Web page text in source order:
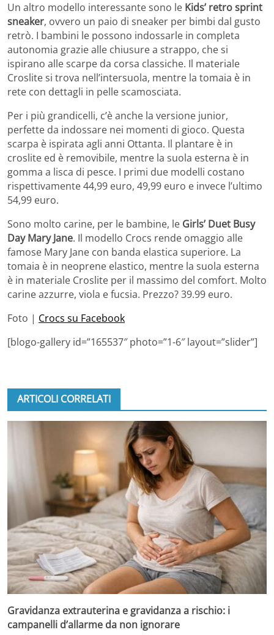
Un altro modello interessante sono le Kids’ retro sprint
sneaker, ovvero un paio di sneaker per bimbi dal gusto
retrò. I bambini le possono indossarle in completa
autonomia grazie alle chiusure a strappo, che si
ispirano alle scarpe da corsa classiche. Il materiale
Croslite si trova nell’intersuola, mentre la tomaia è in
rete con dettagli in pelle scamosciata.
Per i più grandicelli, c’è anche la versione junior,
perfette da indossare nei momenti di gioco. Questa
scarpa è ispirata agli anni Ottanta. Il plantare è in
croslite ed è removibile, mentre la suola esterna è in
gomma a lisca di pesce. I primi due modelli costano
rispettivamente 44,99 euro, 49,99 euro e invece l’ultimo
54,99 euro.
Sono molto carine, per le bambine, le Girls’ Duet Busy
Day Mary Jane. Il modello Crocs rende omaggio alle
famose Mary Jane con banda elastica superiore. La
tomaia è in neoprene elastico, mentre la suola esterna
è in materiale Croslite per il massimo del comfort. Molto
carine azzurre, viola e fucsia. Prezzo? 39.99 euro.
Foto | Crocs su Facebook
[blogo-gallery id=”165537″ photo=”1-6″ layout=”slider”]
ARTICOLI CORRELATI
Gravidanza extrauterina e gravidanza a rischio: i
campanelli d’allarme da non ignorare